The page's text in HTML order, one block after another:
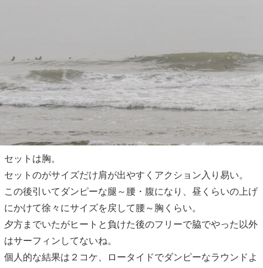
セットは胸。
セットのがサイズだけ肩が出やすくアクション入り易い。
この後引いてダンピーな腿～腰・腹になり、昼くらいの上げ
にかけて徐々にサイズを戻して腰～胸くらい。
夕方までいたがヒートと負けた後のフリーで脇でやった以外
はサーフィンしてないね。
個人的な結果は２コケ、ロータイドでダンピーなラウンドよ